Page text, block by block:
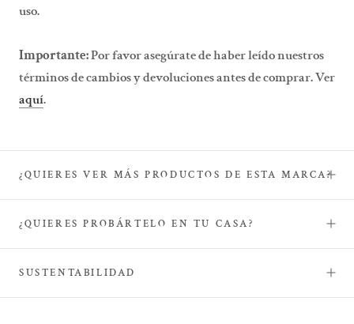
uso.
Importante:Por favor asegúrate de haber leído nuestros
términos de cambios y devoluciones antes de comprar. Ver
aquí.
¿QUIERES VER MÁS PRODUCTOS DE ESTA MARCA?
¿QUIERES PROBÁRTELO EN TU CASA?
SUSTENTABILIDAD